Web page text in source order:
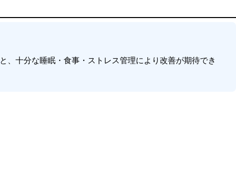
と、十分な睡眠・食事・ストレス管理により改善が期待でき